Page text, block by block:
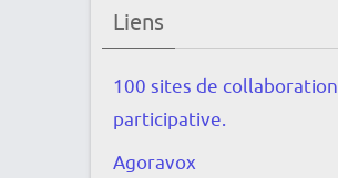
Liens
100 sites de collaboration
participative.
Agoravox